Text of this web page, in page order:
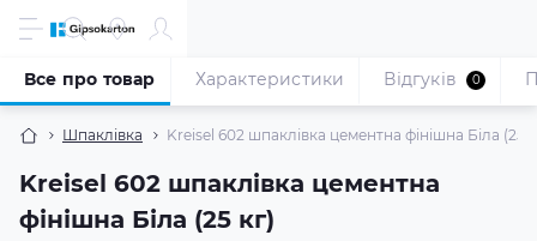
Шпаклівка Kreisel 602 шпаклівка цементна фінішна Біла (25
Kreisel 602 шпаклівка цементна
фінішна Біла (25 кг)
Все про товар Характеристики Відгуків 0